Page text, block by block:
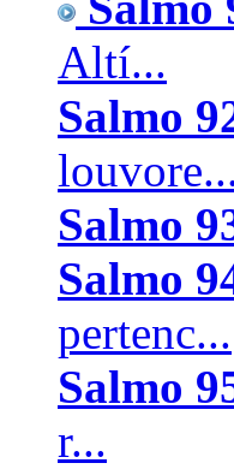
Altí...
Salmo
Salmo
Salmo
pertenc...
Salmo
r...